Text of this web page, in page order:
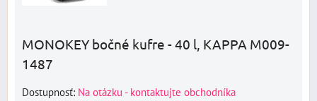
MONOKEY bočné kufre - 40 l, KAPPA M009-
1487
Dostupnosť: Na otázku - kontaktujte obchodníka